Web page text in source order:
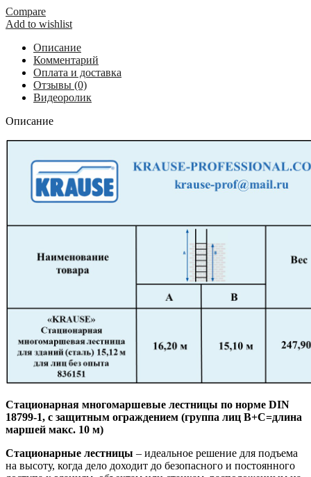
лестница
для
зданий
KRAUSE
(сталь)
15,12
м
для
без
836151
Compare
Add to wishlist
Описание
Комментарий
Оплата и доставка
Отзывы (0)
Видеоролик
Описание
Стационарная многомаршевые лестницы по норме DIN
18799-1, с защитным ограждением (группа лиц В+С=длина
маршей макс. 10 м)
Стационарные лестницы – идеальное решение для подъема
на высоту, когда дело доходит до безопасного и постоянного